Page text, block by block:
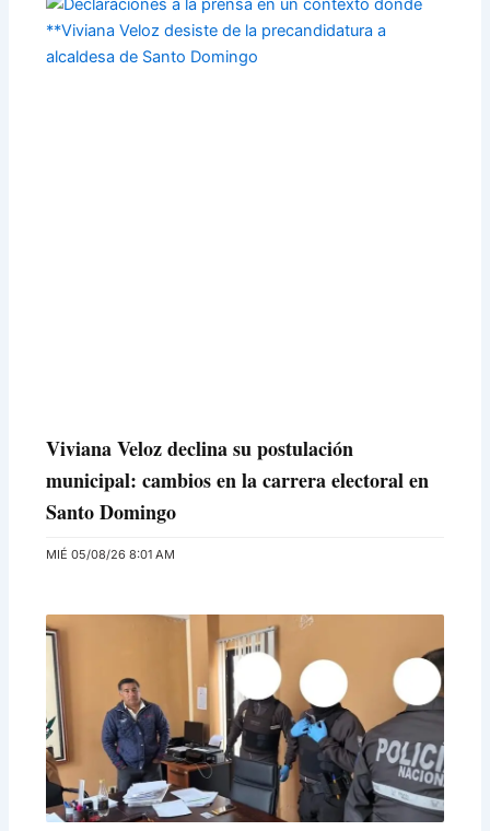
Viviana Veloz declina su postulación
municipal: cambios en la carrera electoral en
Santo Domingo
MIÉ 05/08/26 8:01 AM